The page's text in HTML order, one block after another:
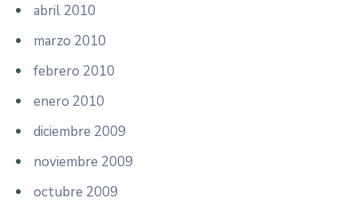
abril 2010
marzo 2010
febrero 2010
enero 2010
diciembre 2009
noviembre 2009
octubre 2009